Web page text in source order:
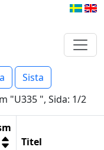
Sista
"U335 ", Sida: 1/2
Titel